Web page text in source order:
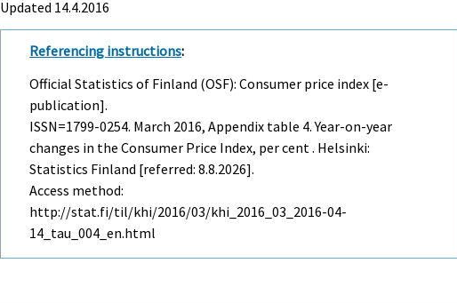
Updated 14.4.2016
Referencing instructions:
Official Statistics of Finland (OSF): Consumer price index [e-
publication].
ISSN=1799-0254. March 2016, Appendix table 4. Year-on-year
changes in the Consumer Price Index, per cent . Helsinki:
Statistics Finland [referred: 8.8.2026].
Access method:
http://stat.fi/til/khi/2016/03/khi_2016_03_2016-04-
14_tau_004_en.html